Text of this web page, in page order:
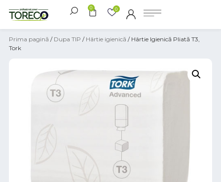
0 0
Prima pagină / Dupa TIP / Hârtie igienică / Hârtie Igienică Pliată T3,
Tork